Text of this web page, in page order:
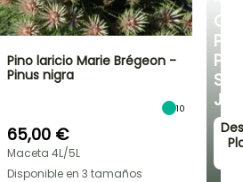
PARA
SU
Pino laricio Marie Brégeon -
Pinus nigra
10
65,00 €
Maceta 4L/5L
Disponible en 3 tamaños